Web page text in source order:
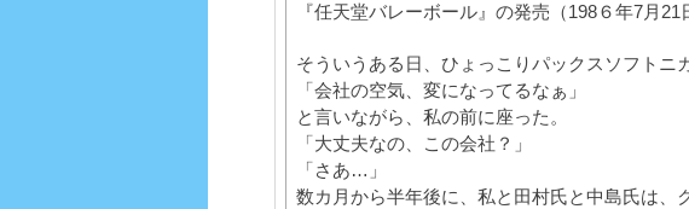
『任天堂バレーボール』の発売（198６年7月
そういうある日、ひょっこりパックスソフトニ
「会社の空気、変になってるなぁ」
と言いながら、私の前に座った。
「大丈夫なの、この会社？」
「さあ…」
数カ月から半年後に、私と田村氏と中島氏は、